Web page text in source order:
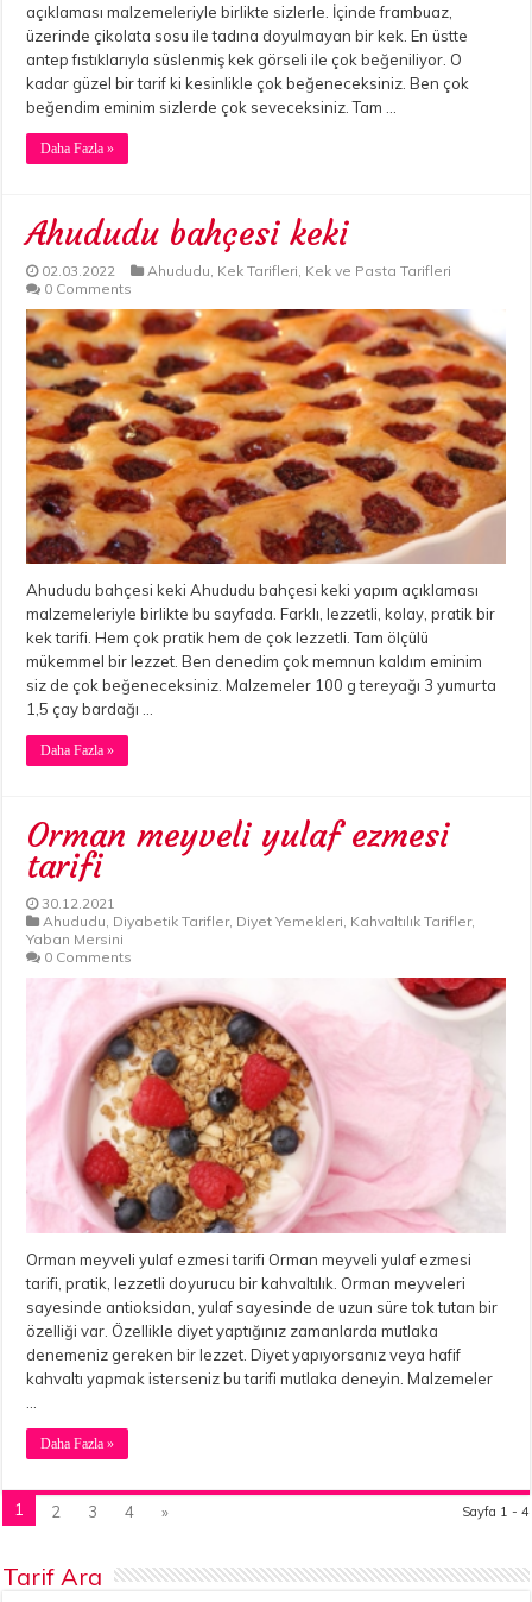
açıklaması malzemeleriyle birlikte sizlerle. İçinde frambuaz,
üzerinde çikolata sosu ile tadına doyulmayan bir kek. En üstte
antep fıstıklarıyla süslenmiş kek görseli ile çok beğeniliyor. O
kadar güzel bir tarif ki kesinlikle çok beğeneceksiniz. Ben çok
beğendim eminim sizlerde çok seveceksiniz. Tam …
Daha Fazla »
Ahududu bahçesi keki
02.03.2022 Ahududu Kek Tarifleri Kek ve Pasta Tarifleri
0 Comments
Ahududu bahçesi keki Ahududu bahçesi keki yapım açıklaması
malzemeleriyle birlikte bu sayfada. Farklı, lezzetli, kolay, pratik bir
kek tarifi. Hem çok pratik hem de çok lezzetli. Tam ölçülü
mükemmel bir lezzet. Ben denedim çok memnun kaldım eminim
siz de çok beğeneceksiniz. Malzemeler 100 g tereyağı 3 yumurta
1,5 çay bardağı …
Daha Fazla »
Orman meyveli yulaf ezmesi
tarifi
30.12.2021
Ahududu, Diyabetik Tarifler, Diyet Yemekleri, Kahvaltılık Tarifler,
Yaban Mersini
0 Comments
Orman meyveli yulaf ezmesi tarifi Orman meyveli yulaf ezmesi
tarifi, pratik, lezzetli doyurucu bir kahvaltılık. Orman meyveleri
sayesinde antioksidan, yulaf sayesinde de uzun süre tok tutan bir
özelliği var. Özellikle diyet yaptığınız zamanlarda mutlaka
denemeniz gereken bir lezzet. Diyet yapıyorsanız veya hafif
kahvaltı yapmak isterseniz bu tarifi mutlaka deneyin. Malzemeler
Daha Fazla »
Sayfa 1 - 4
1 2 3 4 »
Tarif Ara